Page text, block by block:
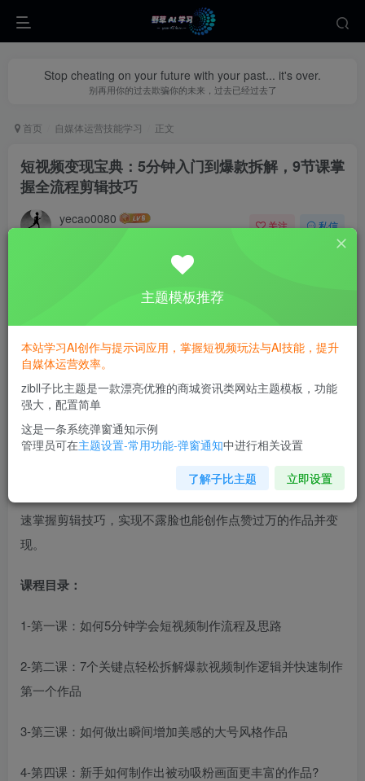
Stop cheating on your future with your past... it's over.
别再用你的过去欺骗你的未来，过去已经过去了
首页 自媒体运营技能学习 正文
短视频变现宝典：5分钟入门到爆款拆解，9节课掌
握全流程剪辑技巧
yecao0080 关注 私信
该课程系统讲解短视频从制作到变现的全流程，包含爆款拆
解、画面处理、版权保护等核心技能，通过9节课帮助学员快
速掌握剪辑技巧，实现不露脸也能创作点赞过万的作品并变
现。
课程目录：
1-第一课：如何5分钟学会短视频制作流程及思路
2-第二课：7个关键点轻松拆解爆款视频制作逻辑并快速制作
第一个作品
3-第三课：如何做出瞬间增加美感的大号风格作品
4-第四课：新手如何制作出被动吸粉画面更丰富的作品?
主题模板推荐
本站学习AI创作与提示词应用，掌握短视频玩法与AI技能，提升
自媒体运营效率。
zibll子比主题是一款漂亮优雅的商城资讯类网站主题模板，功能
强大，配置简单
这是一条系统弹窗通知示例
管理员可在主题设置-常用功能-弹窗通知中进行相关设置
了解子比主题 立即设置